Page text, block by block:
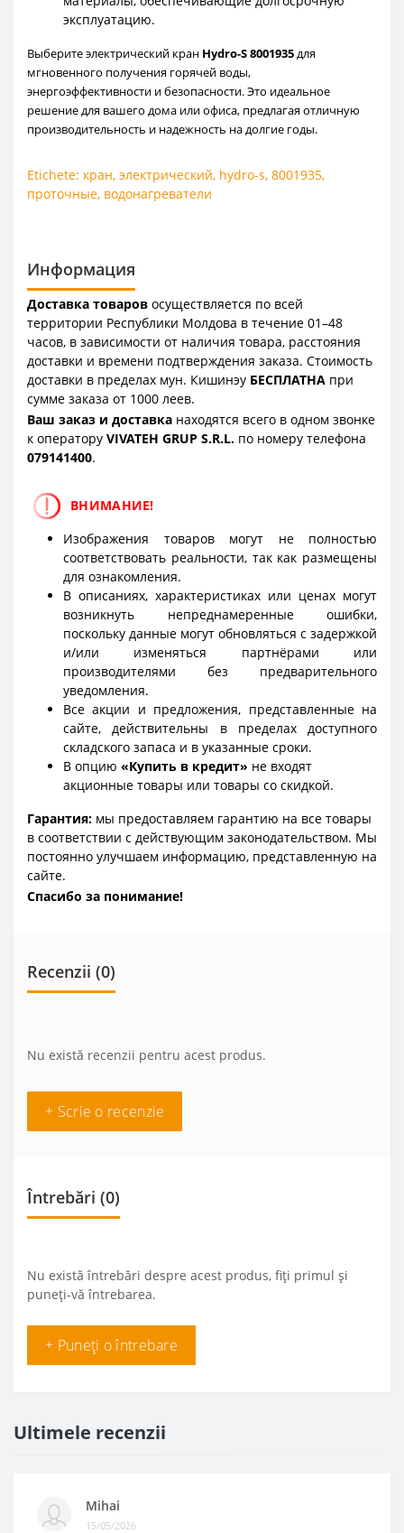
эксплуатацию.
Выберите электрический кран Hydro-S 8001935 для
мгновенного получения горячей воды,
энергоэффективности и безопасности. Это идеальное
решение для вашего дома или офиса, предлагая отличную
производительность и надежность на долгие годы.
Etichete: кран, электрический, hydro-s, 8001935,
проточные, водонагреватели
Информация
Доставка товаров осуществляется по всей
территории Республики Молдова в течение 01–48
часов, в зависимости от наличия товара, расстояния
доставки и времени подтверждения заказа. Стоимость
доставки в пределах мун. Кишинэу БЕСПЛАТНА при
сумме заказа от 1000 леев.
Ваш заказ и доставка находятся всего в одном звонке
к оператору VIVATEH GRUP S.R.L. по номеру телефона
079141400.
ВНИМАНИЕ!
Изображения товаров могут не полностью
соответствовать реальности, так как размещены
для ознакомления.
В описаниях, характеристиках или ценах могут
возникнуть непреднамеренные ошибки,
поскольку данные могут обновляться с задержкой
и/или изменяться партнёрами или
производителями без предварительного
уведомления.
Все акции и предложения, представленные на
сайте, действительны в пределах доступного
складского запаса и в указанные сроки.
В опцию «Купить в кредит» не входят
акционные товары или товары со скидкой.
Гарантия: мы предоставляем гарантию на все товары
в соответствии с действующим законодательством. Мы
постоянно улучшаем информацию, представленную на
сайте.
Спасибо за понимание!
Recenzii (0)
Nu există recenzii pentru acest produs.
+ Scrie o recenzie
Întrebări (0)
Nu există întrebări despre acest produs, fiți primul și
puneți-vă întrebarea.
+ Puneți o întrebare
Ultimele recenzii
Mihai
15/05/2026